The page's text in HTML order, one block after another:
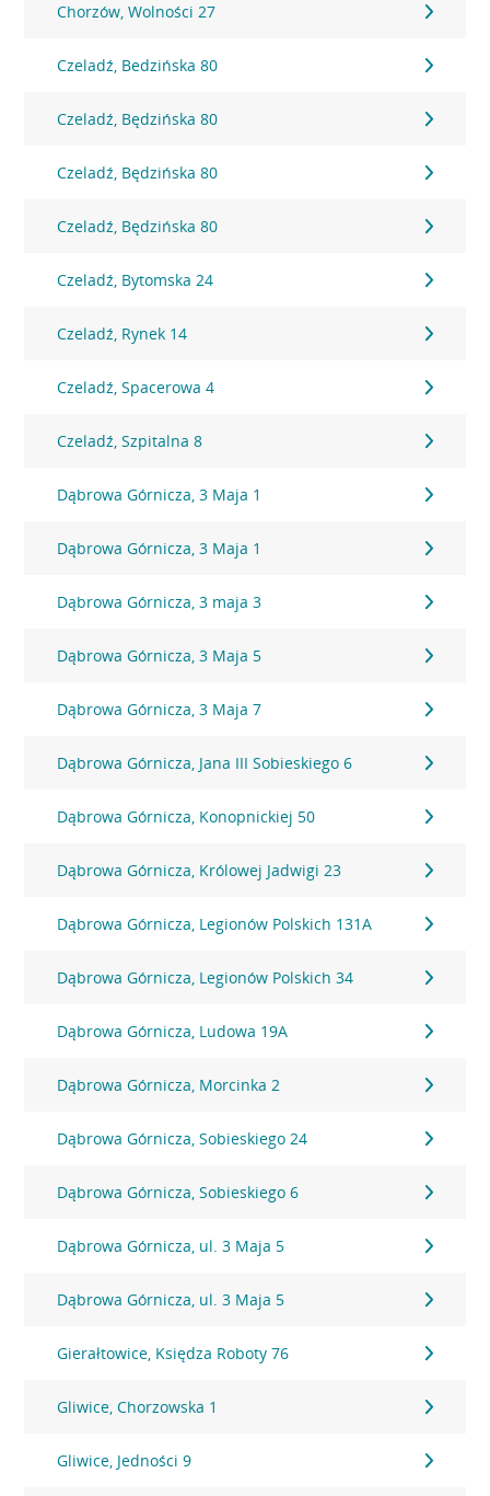
Chorzów, Wolności 27
Czeladź, Bedzińska 80
Czeladź, Będzińska 80
Czeladź, Będzińska 80
Czeladź, Będzińska 80
Czeladź, Bytomska 24
Czeladź, Rynek 14
Czeladź, Spacerowa 4
Czeladź, Szpitalna 8
Dąbrowa Górnicza, 3 Maja 1
Dąbrowa Górnicza, 3 Maja 1
Dąbrowa Górnicza, 3 maja 3
Dąbrowa Górnicza, 3 Maja 5
Dąbrowa Górnicza, 3 Maja 7
Dąbrowa Górnicza, Jana III Sobieskiego 6
Dąbrowa Górnicza, Konopnickiej 50
Dąbrowa Górnicza, Królowej Jadwigi 23
Dąbrowa Górnicza, Legionów Polskich 131A
Dąbrowa Górnicza, Legionów Polskich 34
Dąbrowa Górnicza, Ludowa 19A
Dąbrowa Górnicza, Morcinka 2
Dąbrowa Górnicza, Sobieskiego 24
Dąbrowa Górnicza, Sobieskiego 6
Dąbrowa Górnicza, ul. 3 Maja 5
Dąbrowa Górnicza, ul. 3 Maja 5
Gierałtowice, Księdza Roboty 76
Gliwice, Chorzowska 1
Gliwice, Jedności 9